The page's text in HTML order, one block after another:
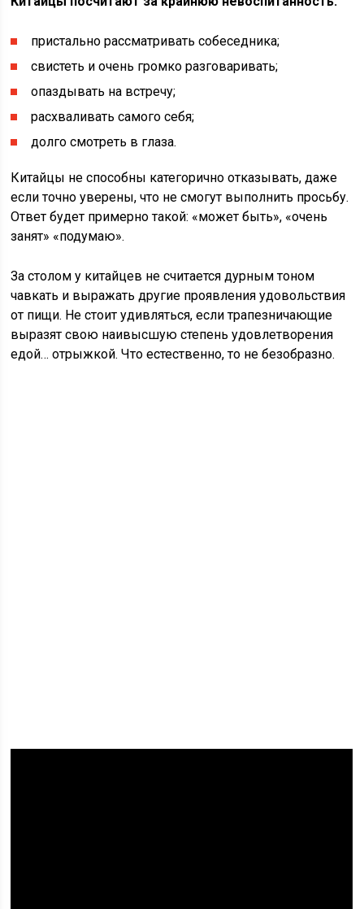
пристально рассматривать собеседника;
свистеть и очень громко разговаривать;
опаздывать на встречу;
расхваливать самого себя;
долго смотреть в глаза.
Китайцы не способны категорично отказывать, даже
если точно уверены, что не смогут выполнить просьбу.
Ответ будет примерно такой: «может быть», «очень
занят» «подумаю».
За столом у китайцев не считается дурным тоном
чавкать и выражать другие проявления удовольствия
от пищи. Не стоит удивляться, если трапезничающие
выразят свою наивысшую степень удовлетворения
едой… отрыжкой. Что естественно, то не безобразно.